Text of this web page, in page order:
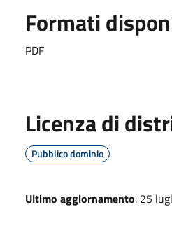
Formati
PDF
Licenza di
Pubblico dominio
Ultimo aggiornamento: 25